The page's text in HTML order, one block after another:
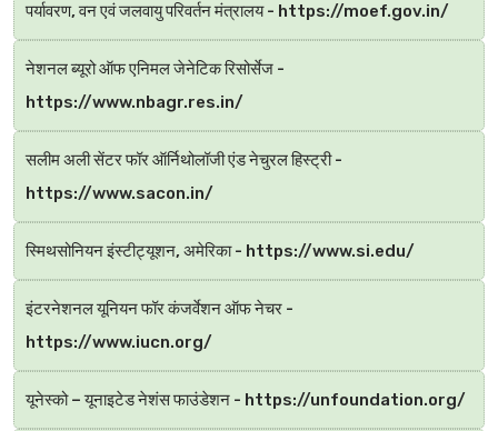
पर्यावरण, वन एवं जलवायु परिवर्तन मंत्रालय - https://moef.gov.in/
नेशनल ब्यूरो ऑफ एनिमल जेनेटिक रिसोर्सेज -
https://www.nbagr.res.in/
सलीम अली सेंटर फॉर ऑर्निथोलॉजी एंड नेचुरल हिस्ट्री -
https://www.sacon.in/
स्मिथसोनियन इंस्टीट्यूशन, अमेरिका - https://www.si.edu/
इंटरनेशनल यूनियन फॉर कंजर्वेशन ऑफ नेचर -
https://www.iucn.org/
यूनेस्को – यूनाइटेड नेशंस फाउंडेशन - https://unfoundation.org/